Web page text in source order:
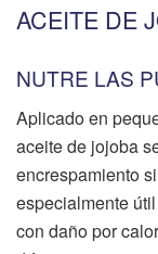
ACEITE DE
NUTRE LAS
Aplicado en
aceite de jojoba
encrespamiento
especialmente
con daño por